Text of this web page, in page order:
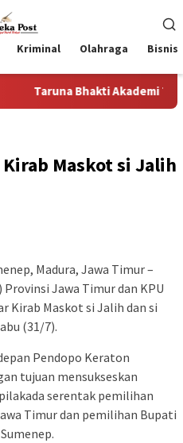
Kriminal Olahraga Bisnis
Bhakti Akademi TNI 2026
Kirab Maskot si Jalih
Madura, Jawa Timur –
Jawa Timur dan KPU
Kirab Maskot si Jalih dan si
(31/7).
Pendopo Keraton
tujuan mensukseskan
serentak pemilihan
Timur dan pemilihan Bupati